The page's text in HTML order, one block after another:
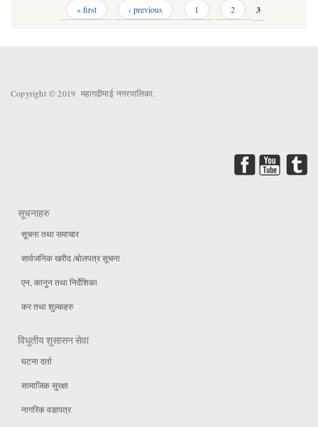
« first ‹ previous 1 2 3
Copyright © 2019 महागढीमाई नगरपालिका.
सूचनाहरु
सूचना तथा समाचार
सार्वजनिक खरीद /बोलपत्र सूचना
एन, कानुन तथा निर्देशिका
कर तथा शुल्कहरु
विधुतीय शुसासन सेवा
घटना दर्ता
सामाजिक सुरक्षा
नागरिक वडापत्र